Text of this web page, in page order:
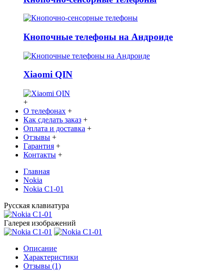
Кнопочные телефоны на Андроиде
Xiaomi QIN
+
О телефонах +
Как сделать заказ +
Оплата и доставка +
Отзывы +
Гарантия +
Контакты +
Главная
Nokia
Nokia C1-01
Русская клавиатура
Галерея изображений
Описание
Характеристики
Отзывы (1)